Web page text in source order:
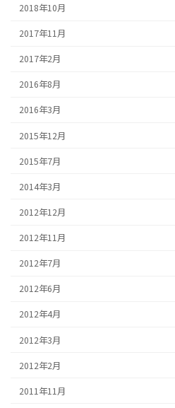
2018年10月
2017年11月
2017年2月
2016年8月
2016年3月
2015年12月
2015年7月
2014年3月
2012年12月
2012年11月
2012年7月
2012年6月
2012年4月
2012年3月
2012年2月
2011年11月